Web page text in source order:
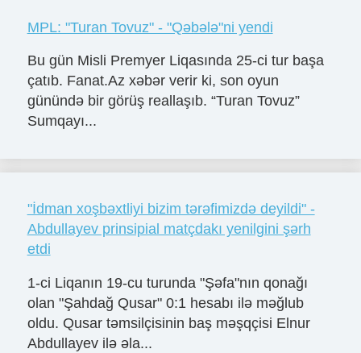
MPL: "Turan Tovuz" - "Qəbələ"ni yendi
Bu gün Misli Premyer Liqasında 25-ci tur başa
çatıb. Fanat.Az xəbər verir ki, son oyun
günündə bir görüş reallaşıb. “Turan Tovuz”
Sumqayı...
"İdman xoşbəxtliyi bizim tərəfimizdə deyildi" -
Abdullayev prinsipial matçdakı yenilgini şərh
etdi
1-ci Liqanın 19-cu turunda "Şəfa"nın qonağı
olan "Şahdağ Qusar" 0:1 hesabı ilə məğlub
oldu. Qusar təmsilçisinin baş məşqçisi Elnur
Abdullayev ilə əla...